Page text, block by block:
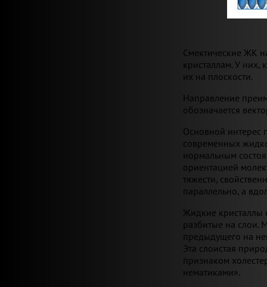
Смектические ЖК
кристаллам. У них,
их на плоскости.
Направление
обозначается
Основной интерес
современных
нормальным
ориентацией
тяжести,
параллельно, а
Жидкие кристаллы
разбитые на слои.
предыдущего на
Эта слоистая
признаком
нематиками».